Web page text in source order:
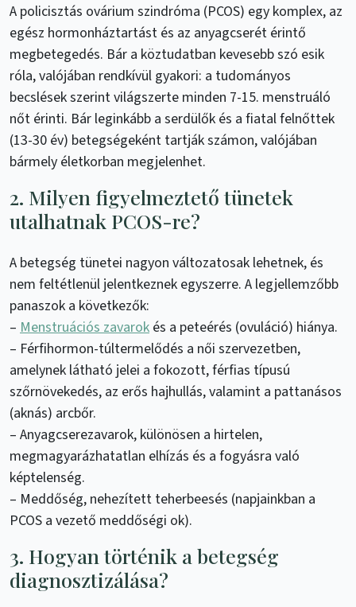
A policisztás ovárium szindróma (PCOS) egy komplex, az
egész hormonháztartást és az anyagcserét érintő
megbetegedés. Bár a köztudatban kevesebb szó esik
róla, valójában rendkívül gyakori: a tudományos
becslések szerint világszerte minden 7-15. menstruáló
nőt érinti. Bár leginkább a serdülők és a fiatal felnőttek
(13-30 év) betegségeként tartják számon, valójában
bármely életkorban megjelenhet.
2. Milyen figyelmeztető tünetek
utalhatnak PCOS-re?
A betegség tünetei nagyon változatosak lehetnek, és
nem feltétlenül jelentkeznek egyszerre. A legjellemzőbb
panaszok a következők:
– Menstruációs zavarok és a peteérés (ovuláció) hiánya.
– Férfihormon-túltermelődés a női szervezetben,
amelynek látható jelei a fokozott, férfias típusú
szőrnövekedés, az erős hajhullás, valamint a pattanásos
(aknás) arcbőr.
– Anyagcserezavarok, különösen a hirtelen,
megmagyarázhatatlan elhízás és a fogyásra való
képtelenség.
– Meddőség, nehezített teherbeesés (napjainkban a
PCOS a vezető meddőségi ok).
3. Hogyan történik a betegség
diagnosztizálása?